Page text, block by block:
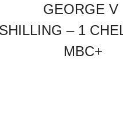
GEORGE V
– 1
MBC+